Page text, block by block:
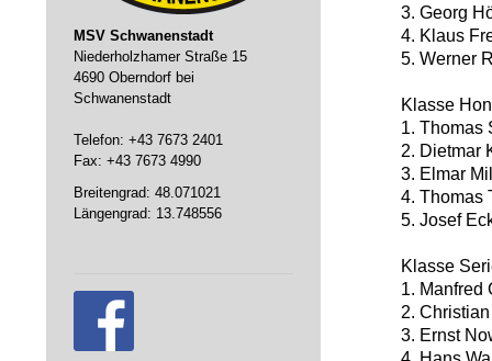
MSV Schwanenstadt
Niederholzhamer Straße 15
4690 Oberndorf bei
Schwanenstadt
Telefon: +43 7673 2401
Fax: +43 7673 4990
Breitengrad: 48.071021
Längengrad: 13.748556
3. Georg
4. Klaus
5. Werner
Klasse
1. Thomas
2. Dietmar
3. Elmar
4. Thomas
5. Josef
Klasse
1. Manfred
2.
3. Ernst